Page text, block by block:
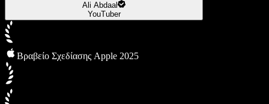
Ali Abdaal
YouTuber
Βραβείο Σχεδίασης Apple 2025